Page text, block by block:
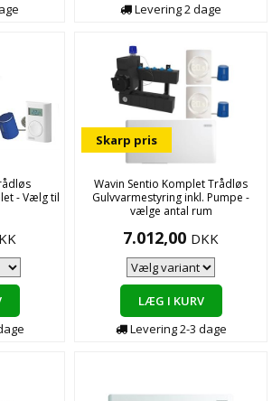
Levering2dage
- Vælg til
Skarp pris
Wavin Sentio Komplet Trådløs
Gulvvarmestyring inkl. Pumpe -
vælge antal rum
7.012,00 DKK
LÆG I KURV
Levering2-3 dage